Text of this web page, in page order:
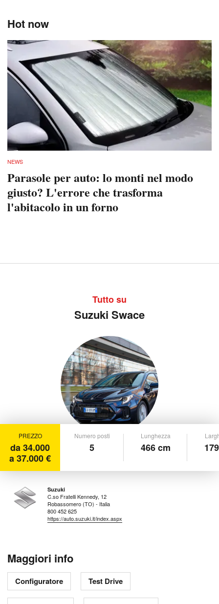
Hot now
NEWS
Parasole per auto: lo monti nel modo
giusto? L'errore che trasforma
l'abitacolo in un forno
Tutto su
Suzuki Swace
PREZZO
da 34.000
a 37.000 €
Numero posti
5
Lunghezza
466 cm
Suzuki
C.so Fratelli Kennedy, 12
Robassomero (TO) - Italia
800 452 625
https://auto.suzuki.it/index.aspx
Maggiori info
Configuratore Test Drive